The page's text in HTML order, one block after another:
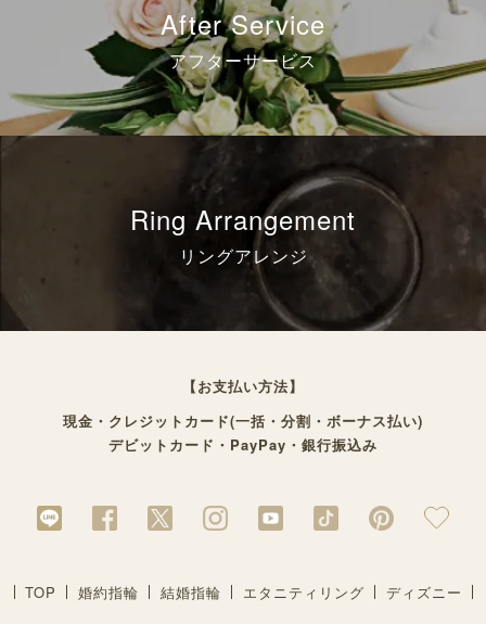
After Service
アフターサービス
Ring Arrangement
リングアレンジ
【お支払い方法】
現金・クレジットカード(一括・分割・ボーナス払い)
デビットカード・PayPay・銀行振込み
TOP 婚約指輪 結婚指輪 エタニティリング ディズニー